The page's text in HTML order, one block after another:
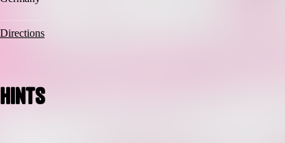
🔵 P16 – Einlass nur mit ausgefülltem Partyzettel
🔵 Kein Dresscode – alles erlaubt
Directions
Hints